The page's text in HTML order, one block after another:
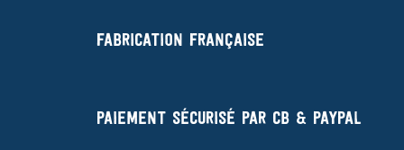
Fabrication française
Paiement sécurisé par CB & Paypal